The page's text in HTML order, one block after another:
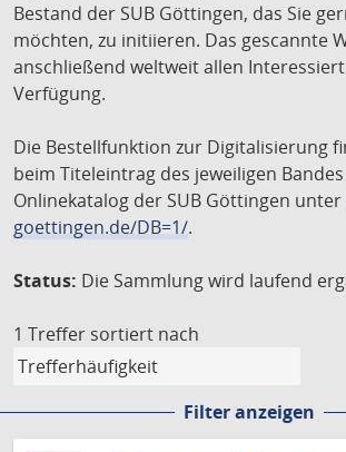
Bestand der SUB Göttingen, das Sie
möchten, zu initiieren. Das gescannte
anschließend weltweit allen
Verfügung.
Die Bestellfunktion zur Digitalisierung
beim Titeleintrag des jeweiligen
Onlinekatalog der SUB Göttingen unter
goettingen.de/DB=1/.
Status: Die Sammlung wird laufend
1 Treffer sortiert nach
Filter anzeigen